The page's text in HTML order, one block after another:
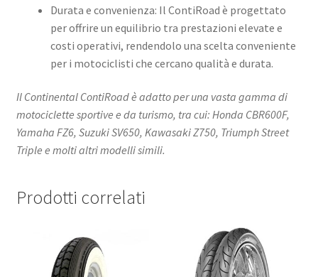
Durata e convenienza: Il ContiRoad è progettato
per offrire un equilibrio tra prestazioni elevate e
costi operativi, rendendolo una scelta conveniente
per i motociclisti che cercano qualità e durata. ​
Il Continental ContiRoad è adatto per una vasta gamma di
motociclette sportive e da turismo, tra cui:​ Honda CBR600F,
Yamaha FZ6, Suzuki SV650, Kawasaki Z750, Triumph Street
Triple​ e molti altri modelli simili.
Prodotti correlati